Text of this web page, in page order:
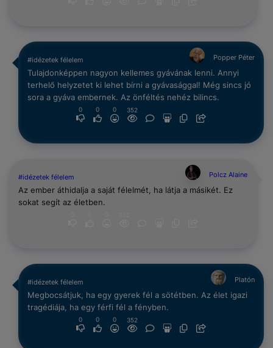
#idézetek félelem Popper Péter
Tulajdonképpen nagyon kellemes gyávának lenni. Annyi
terhelő helyzetet ki lehet bírni a gyávasággal! Még sincs jó
sora a gyáva embernek. Az önféltés nehéz bilincs.
0 0 0 352
#idézetek félelem Polcz Alaine
Az ember áthidalja a saját félelmét, ha látja a másikét. Ez
sokat segít az életben.
#idézetek félelem Platón
Megbocsátjuk, ha egy gyerek fél a sötétben. Az élet igazi
tragédiája, ha egy férfi fél a fényben.
0 0 0 352